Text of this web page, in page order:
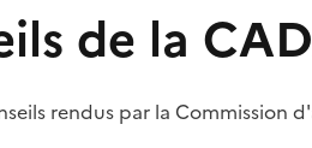
de la
rendus par la Commission